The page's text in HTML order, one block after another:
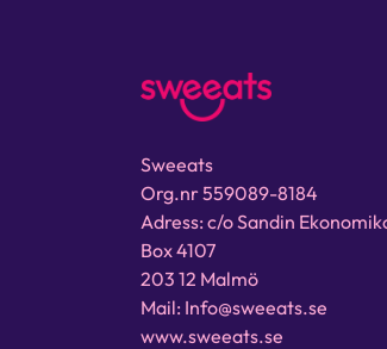
Sweeats
Org.nr 559089-8184
Adress: c/o Sandin
Box 4107
203 12 Malmö
Mail: Info@sweeats.se
www.sweeats.se